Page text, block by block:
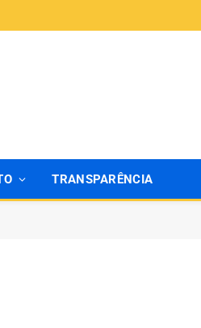
TRANSPARÊNCIA